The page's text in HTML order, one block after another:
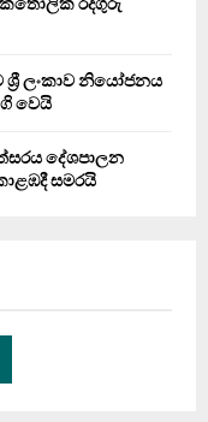
කතෝලික රදගුරු
ශ්‍රී ලංකාව නියෝජනය
වෙයි
දේශපාලන
සමරයි